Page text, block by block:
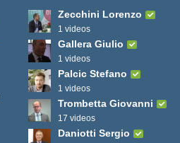
Zecchini Lorenzo
1 videos
Gallera Giulio
1 videos
Palcic Stefano
1 videos
Trombetta Giovanni
17 videos
Daniotti Sergio